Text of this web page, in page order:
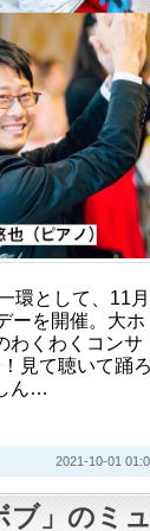
環として、11月
ーを開催。大ホ
くわくコンサ
見て聴いて踊
ん…
2021-10-01
ブ」のミ